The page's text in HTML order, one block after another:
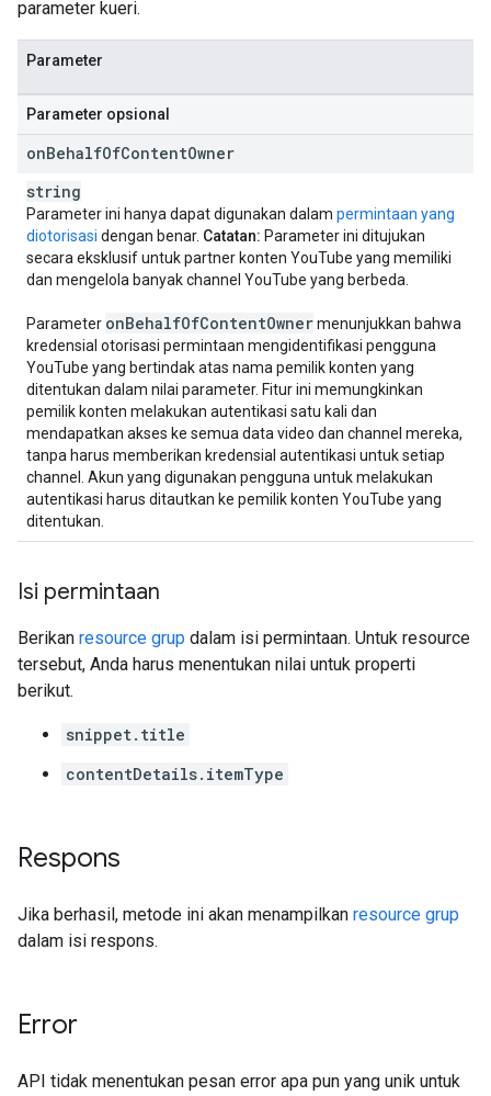
parameter kueri.
Parameter
Parameter opsional
onBehalfOfContentOwner
string
Parameter ini hanya dapat digunakan dalam permintaan yang
diotorisasi dengan benar. Catatan: Parameter ini ditujukan
secara eksklusif untuk partner konten YouTube yang memiliki
dan mengelola banyak channel YouTube yang berbeda.
Parameter onBehalfOfContentOwnermenunjukkan bahwa
kredensial otorisasi permintaan mengidentifikasi pengguna
YouTube yang bertindak atas nama pemilik konten yang
ditentukan dalam nilai parameter. Fitur ini memungkinkan
pemilik konten melakukan autentikasi satu kali dan
mendapatkan akses ke semua data video dan channel mereka,
tanpa harus memberikan kredensial autentikasi untuk setiap
channel. Akun yang digunakan pengguna untuk melakukan
autentikasi harus ditautkan ke pemilik konten YouTube yang
ditentukan.
Isi permintaan
Berikan resource grup dalam isi permintaan. Untuk resource
tersebut, Anda harus menentukan nilai untuk properti
berikut.
snippet.title
contentDetails.itemType
Respons
Jika berhasil, metode ini akan menampilkan resource grup
dalam isi respons.
Error
API tidak menentukan pesan error apa pun yang unik untuk